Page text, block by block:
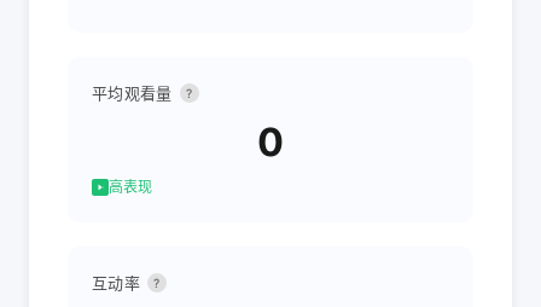
平均观看量 ?
0
高表现
互动率 ?